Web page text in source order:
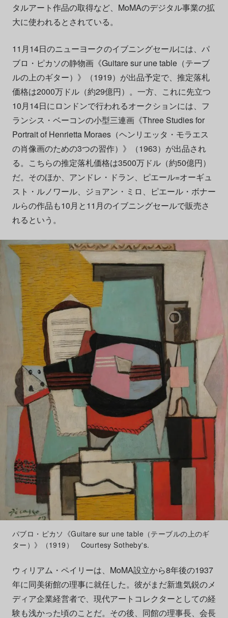
タルアート作品の取得など、MoMAのデジタル事業の拡
大に使われるとされている。
11月14日のニューヨークのイブニングセールには、パ
ブロ・ピカソの静物画《Guitare sur une table（テーブ
ルの上のギター）》（1919）が出品予定で、推定落札
価格は2000万ドル（約29億円）。一方、これに先立つ
10月14日にロンドンで行われるオークションには、フ
ランシス・ベーコンの小型三連画《Three Studies for
Portrait of Henrietta Moraes（ヘンリエッタ・モラエス
の肖像画のための3つの習作）》（1963）が出品され
る。こちらの推定落札価格は3500万ドル（約50億円）
だ。そのほか、アンドレ・ドラン、ピエール=オーギュ
スト・ルノワール、ジョアン・ミロ、ピエール・ボナー
ルらの作品も10月と11月のイブニングセールで販売さ
れるという。
パブロ・ピカソ《Guitare sur une table（テーブルの上のギ
ター）》（1919） Courtesy Sotheby's.
ウィリアム・ペイリーは、MoMA設立から8年後の1937
年に同美術館の理事に就任した。彼がまだ新進気鋭のメ
ディア企業経営者で、現代アートコレクターとしての経
験も浅かった頃のことだ。その後、同館の理事長、会長